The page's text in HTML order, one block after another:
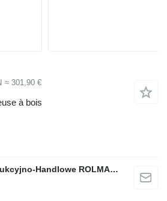
≈ 301,90 €
à bois
Przedsiębiorstwo Produkcyjno-Handlowe ROLMAPOL Marcin Dziekan